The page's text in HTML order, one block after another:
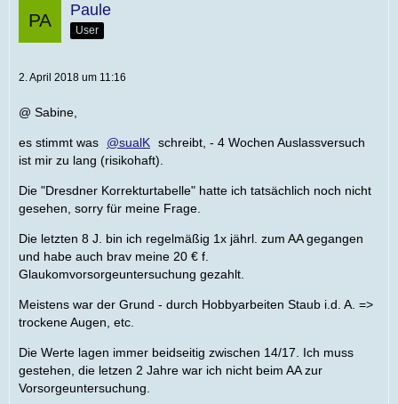
Paule
User
2. April 2018 um 11:16
@ Sabine,
es stimmt was sualK schreibt, - 4 Wochen Auslassversuch
ist mir zu lang (risikohaft).
Die "Dresdner Korrekturtabelle" hatte ich tatsächlich noch nicht
gesehen, sorry für meine Frage.
Die letzten 8 J. bin ich regelmäßig 1x jährl. zum AA gegangen
und habe auch brav meine 20 € f.
Glaukomvorsorgeuntersuchung gezahlt.
Meistens war der Grund - durch Hobbyarbeiten Staub i.d. A. =>
trockene Augen, etc.
Die Werte lagen immer beidseitig zwischen 14/17. Ich muss
gestehen, die letzen 2 Jahre war ich nicht beim AA zur
Vorsorgeuntersuchung.